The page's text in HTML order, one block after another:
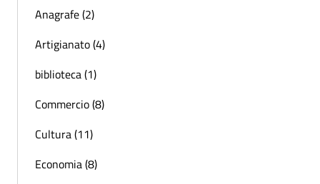
Anagrafe (2)
Artigianato (4)
biblioteca (1)
Commercio (8)
Cultura (11)
Economia (8)